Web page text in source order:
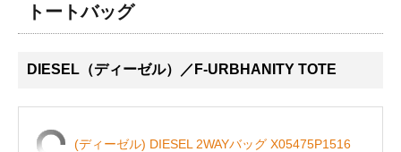
トートバッグ
DIESEL（ディーゼル）／F-URBHANITY TOTE
(ディーゼル) DIESEL 2WAYバッグ X05475P1516